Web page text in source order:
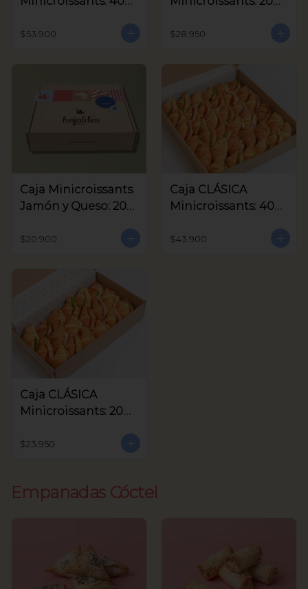
$53.900 $28.950
Caja Minicroissants
Jamón y Queso: 20
$20.900
Caja CLÁSICA
Minicroissants: 40
$43.900
Caja CLÁSICA
Minicroissants: 20
$23.950
Empanadas Cóctel